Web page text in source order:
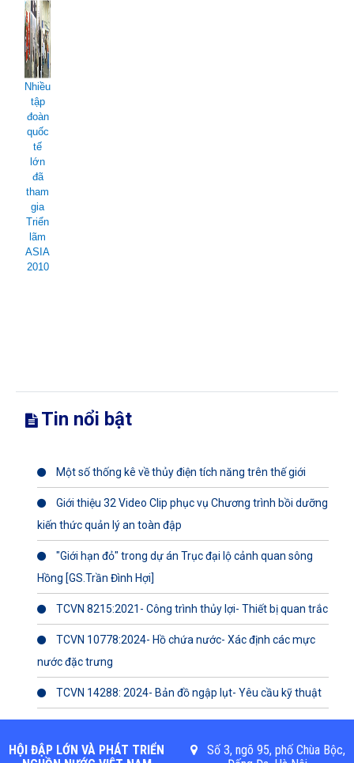
Nhiều
tập
đoàn
quốc
tế
lớn
đã
tham
gia
Triển
lãm
ASIA
2010
Tin nổi bật
Một số thống kê về thủy điện tích năng trên thế giới
Giới thiệu 32 Video Clip phục vụ Chương trình bồi dưỡng
kiến thức quản lý an toàn đập
"Giới hạn đỏ" trong dự án Trục đại lộ cảnh quan sông
Hồng [GS.Trần Đình Hợi]
TCVN 8215:2021- Công trình thủy lợi- Thiết bị quan trắc
TCVN 10778:2024- Hồ chứa nước- Xác định các mực
nước đặc trưng
TCVN 14288: 2024- Bản đồ ngập lụt- Yêu cầu kỹ thuật
HỘI ĐẬP LỚN VÀ PHÁT TRIỂN
Số 3, ngõ 95, phố Chùa Bộc,